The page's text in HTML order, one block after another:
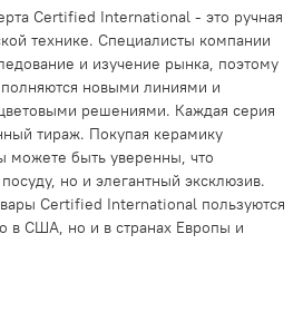
Certified International - это ручная
технике. Специалисты компании
и изучение рынка, поэтому
новыми линиями и
решениями. Каждая серия
тираж. Покупая керамику
быть уверенны, что
но и элегантный эксклюзив.
Certified International пользуются
в США, но и в странах Европы и